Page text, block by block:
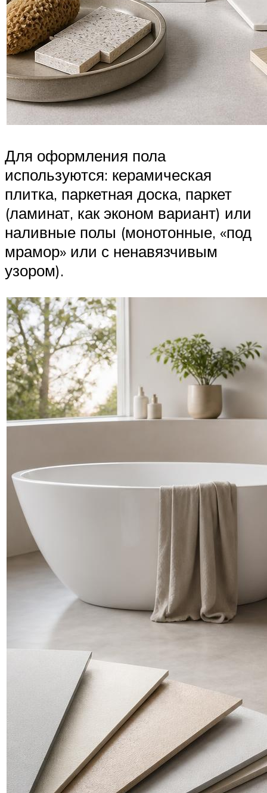
Для оформления пола
используются: керамическая
плитка, паркетная доска, паркет
(ламинат, как эконом вариант) или
наливные полы (монотонные, «под
мрамор» или с ненавязчивым
узором).